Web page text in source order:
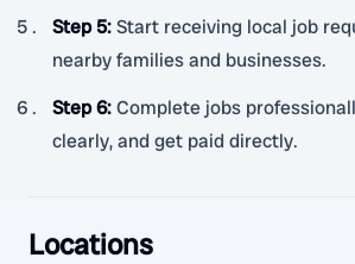
Step 5:Start receiving local job
nearby families and businesses.
Step 6:Complete jobs
clearly, and get paid directly.
Locations